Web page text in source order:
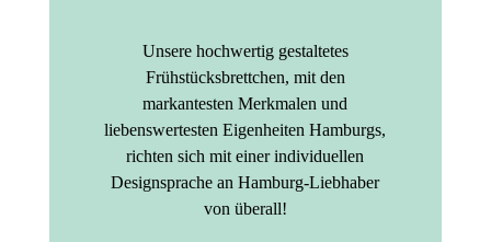
Unsere hochwertig gestaltetes
Frühstücksbrettchen, mit den
markantesten Merkmalen und
liebenswertesten Eigenheiten Hamburgs,
richten sich mit einer individuellen
Designsprache an Hamburg-Liebhaber
von überall!